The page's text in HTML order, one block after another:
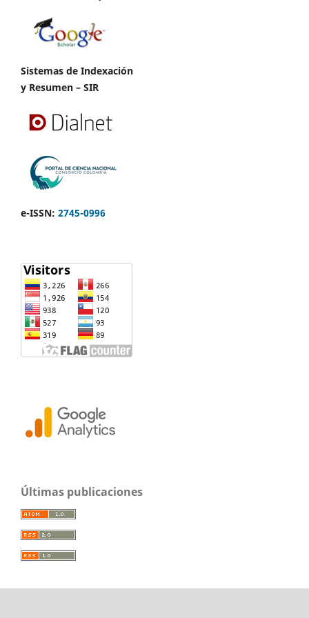
Sistemas de Indexación
y Resumen – SIR
e-ISSN: 2745-0996
Últimas publicaciones